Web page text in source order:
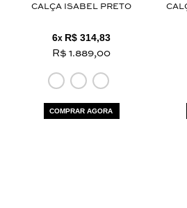
CALÇA ISABEL PRETO
6x R$ 314,83
R$ 1.889,00
COMPRAR AGORA